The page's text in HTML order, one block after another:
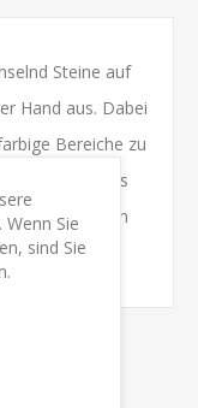
Steine auf
Hand aus. Dabei
Bereiche zu
kann sich das
Stein für sein
Sie
sind Sie